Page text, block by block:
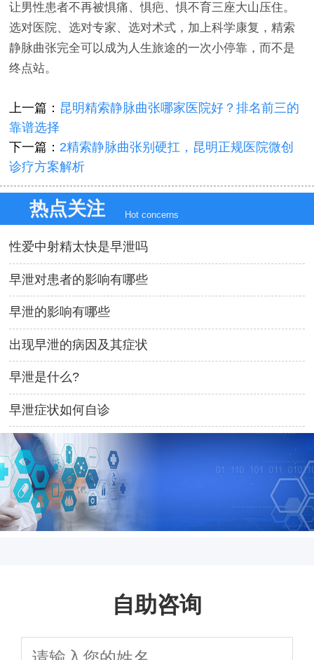
让男性患者不再被惧痛、惧疤、惧不育三座大山压住。
选对医院、选对专家、选对术式，加上科学康复，精索
静脉曲张完全可以成为人生旅途的一次小停靠，而不是
终点站。
上一篇： 昆明精索静脉曲张哪家医院好？排名前三的
靠谱选择
下一篇： 2精索静脉曲张别硬扛，昆明正规医院微创
诊疗方案解析
热点关注 Hot concerns
性爱中射精太快是早泄吗
早泄对患者的影响有哪些
早泄的影响有哪些
出现早泄的病因及其症状
早泄是什么?
早泄症状如何自诊
自助咨询